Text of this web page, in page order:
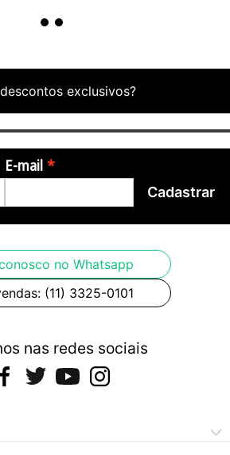
exclusivos?
E-mail
Cadastrar
no Whatsapp
(11) 3325-0101
nas redes sociais